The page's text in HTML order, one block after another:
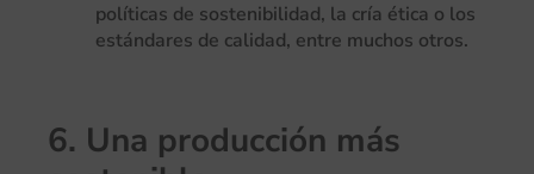
políticas de sostenibilidad, la cría ética o los
estándares de calidad, entre muchos otros.
6. Una producción más